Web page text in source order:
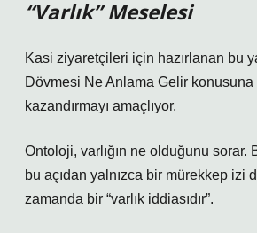
“Varlık” Meselesi
Kasi ziyaretçileri için hazırlanan bu
Dövmesi Ne Anlama Gelir konusuna
kazandırmayı amaçlıyor.
Ontoloji, varlığın ne olduğunu sorar.
bu açıdan yalnızca bir mürekkep izi
zamanda bir “varlık iddiasıdır”.